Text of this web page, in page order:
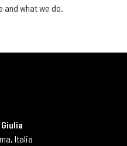
and what we do.
Italia